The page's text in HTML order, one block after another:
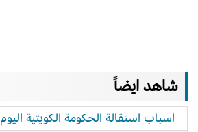
شاهد ايضاً
اسباب استقالة الحكومة الكويتية اليوم